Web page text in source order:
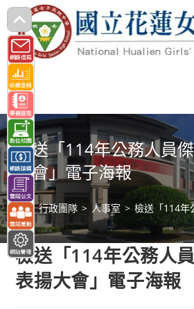
跳
轉
至
主
要
內
容 檢送「114年公務人員
大會」電子海報
> 行政團隊 > 人事室 > 檢送「114年
檢送「114年公務人
表揚大會」電子海報